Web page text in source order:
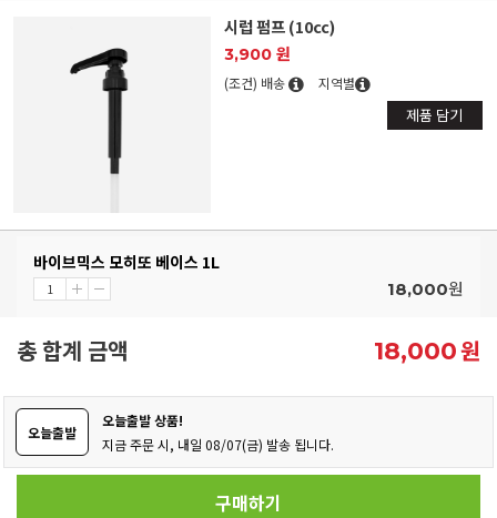
시럽 펌프 (10cc)
3,900 원
(조건) 배송 지역별
제품 담기
바이브믹스 모히또 베이스 1L
18,000원
총 합계 금액 18,000원
오늘출발
오늘출발 상품!
지금 주문 시, 내일 08/07(금) 발송 됩니다.
구매하기